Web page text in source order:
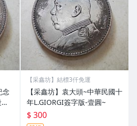
念
【采鑫坊】結標3仟免運
【采鑫坊】袁大頭~中華民國十
年L.GIORGI簽字版-壹圓~
$ 300